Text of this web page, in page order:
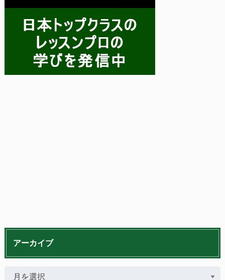
アーカイブ